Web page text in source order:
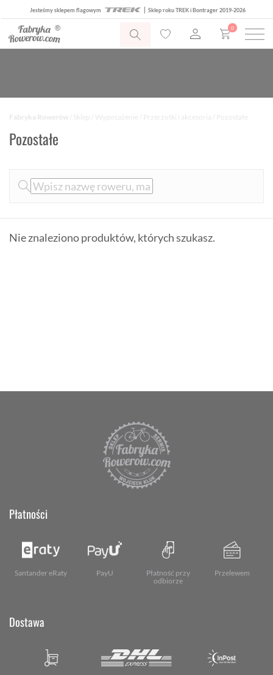
Jesteśmy sklepem flagowym Sklep roku TREK i Bontrager 2019-2026
0
Pozostałe
Fabryka Rowerów Sklep Wyposażenie Przerzutki i akcesoria / Pozostałe
Nie znaleziono produktów, których szukasz.
Płatności
Santander eRaty PayU
Płatność przy
odbiorze
Przelewem
Dostawa